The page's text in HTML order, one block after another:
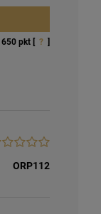
650 pkt [ ? ]
ORP112